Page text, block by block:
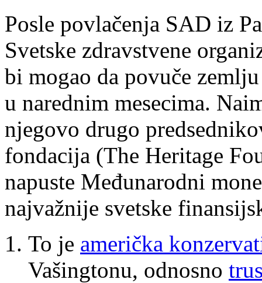
Posle povlačenja SAD iz
Svetske zdravstvene
bi mogao da povuče
u narednim mesecima.
njegovo drugo
fondacija (The Heritage
napuste Međunarodni
najvažnije svetske
To je američka
Vašingtonu, odnosno